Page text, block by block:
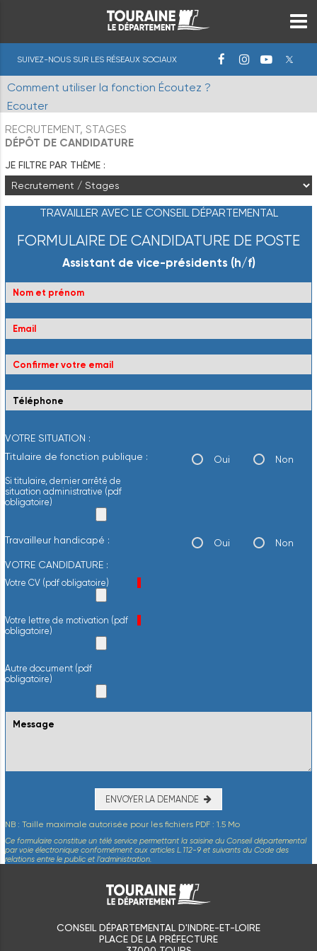
SUIVEZ-NOUS SUR LES RÉSEAUX SOCIAUX
Comment utiliser la fonction Écoutez ?
Ecouter
RECRUTEMENT, STAGES
DÉPÔT DE CANDIDATURE
JE FILTRE PAR THÈME :
TRAVAILLER AVEC LE CONSEIL DÉPARTEMENTAL
FORMULAIRE DE CANDIDATURE DE POSTE
Assistant de vice-présidents (h/f)
VOTRE SITUATION :
Titulaire de fonction publique :
Oui Non
Si titulaire, dernier arrêté de
situation administrative (pdf
obligatoire)
Travailleur handicapé : Oui
Non
VOTRE CANDIDATURE :
Champ obligatoire
Votre CV (pdf obligatoire)
Champ obligatoire
Votre lettre de motivation (pdf
obligatoire)
Autre document (pdf
obligatoire)
ENVOYER LA DEMANDE
NB : Taille maximale autorisée pour les fichiers PDF : 1.5 Mo
Ce formulaire constitue un télé service permettant la saisine du Conseil départemental
par voie électronique conformément aux articles L.112-9 et suivants du Code des
relations entre le public et l’administration.
CONSEIL DÉPARTEMENTAL D'INDRE-ET-LOIRE
PLACE DE LA PRÉFECTURE